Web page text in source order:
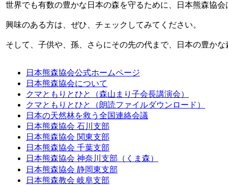
世界でも有数の豊かな日本の森を守るために、日本熊森協
興味のある方は、ぜひ、チェックしてみてください。
そして、子供や、孫、さらにその先の代まで、日本の豊か
日本熊森協会公式ホームページ
日本熊森協会について
クマともりとひと（森山まり子会長講演会）
クマともりとひと（朗読ファイルダウンロード）
日本の天然林を救う全国連絡会議
日本熊森協会 石川支部
日本熊森協会 関東支部
日本熊森協会 千葉支部
日本熊森協会 神奈川支部（くま森）
日本熊森協会 静岡東支部
日本熊森教会 岐阜支部